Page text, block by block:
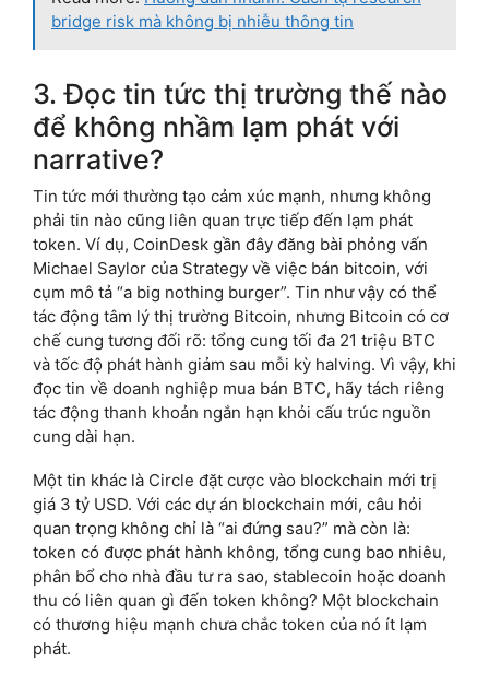
bridge risk mà không bị nhiễu thông tin
3. Đọc tin tức thị trường thế nào
để không nhầm lạm phát với
narrative?
Tin tức mới thường tạo cảm xúc mạnh, nhưng không
phải tin nào cũng liên quan trực tiếp đến lạm phát
token. Ví dụ, CoinDesk gần đây đăng bài phỏng vấn
Michael Saylor của Strategy về việc bán bitcoin, với
cụm mô tả “a big nothing burger”. Tin như vậy có thể
tác động tâm lý thị trường Bitcoin, nhưng Bitcoin có cơ
chế cung tương đối rõ: tổng cung tối đa 21 triệu BTC
và tốc độ phát hành giảm sau mỗi kỳ halving. Vì vậy, khi
đọc tin về doanh nghiệp mua bán BTC, hãy tách riêng
tác động thanh khoản ngắn hạn khỏi cấu trúc nguồn
cung dài hạn.
Một tin khác là Circle đặt cược vào blockchain mới trị
giá 3 tỷ USD. Với các dự án blockchain mới, câu hỏi
quan trọng không chỉ là “ai đứng sau?” mà còn là:
token có được phát hành không, tổng cung bao nhiêu,
phân bổ cho nhà đầu tư ra sao, stablecoin hoặc doanh
thu có liên quan gì đến token không? Một blockchain
có thương hiệu mạnh chưa chắc token của nó ít lạm
phát.